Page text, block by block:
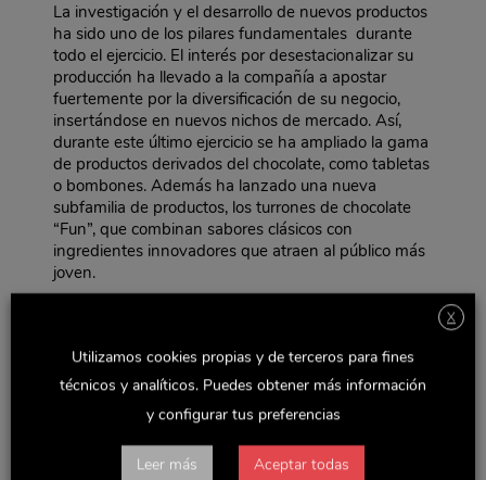
La investigación y el desarrollo de nuevos productos
ha sido uno de los pilares fundamentales durante
todo el ejercicio. El interés por desestacionalizar su
producción ha llevado a la compañía a apostar
fuertemente por la diversificación de su negocio,
insertándose en nuevos nichos de mercado. Así,
durante este último ejercicio se ha ampliado la gama
de productos derivados del chocolate, como tabletas
o bombones. Además ha lanzado una nueva
subfamilia de productos, los turrones de chocolate
“Fun”, que combinan sabores clásicos con
ingredientes innovadores que atraen al público más
joven.
los principales activos del grupo, Delaviuda CG
ofrece a sus empleados estabilidad laboral,
desarrollo profesional y personal. Adicionalmente, la
plantilla ha ido incrementándose en un 27% durante
los últimos 5 años. Actualmente el Grupo cuenta con
una media de 480 empleados.
X
Utilizamos cookies propias y de terceros para fines
técnicos y analíticos. Puedes obtener más información
y configurar tus preferencias
Leer más Aceptar todas